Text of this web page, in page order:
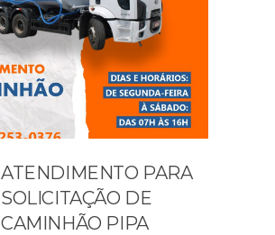
ATENDIMENTO PARA
SOLICITAÇÃO DE
CAMINHÃO PIPA